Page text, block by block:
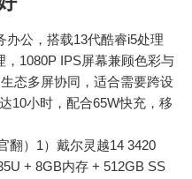
办公，搭载13代酷睿i5处理
1080P IPS屏幕兼顾色彩与
态多屏协同，适合需要跨设
10小时，配合65W快充，移
翻）1）戴尔灵越14 3420
+ 8GB内存 + 512GB SS